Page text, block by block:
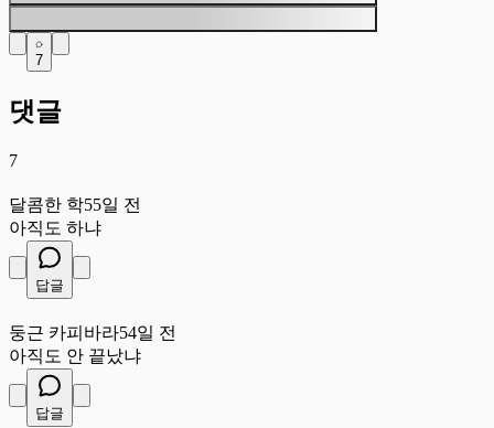
7
댓글
7
달콤한 학55일 전
아직도 하냐
답글
둥근 카피바라54일 전
아직도 안 끝났냐
답글